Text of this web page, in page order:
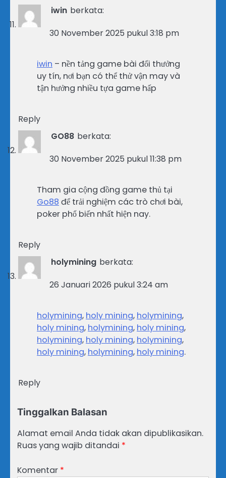
iwin berkata:
30 November 2025 pukul 3:18 pm
iwin – nền tảng game bài đổi thưởng
uy tín, nơi bạn có thể thử vận may và
tận hưởng nhiều tựa game hấp
Reply
GO88 berkata:
30 November 2025 pukul 11:38 pm
Tham gia cộng đồng game thủ tại
Go88 để trải nghiệm các trò chơi bài,
poker phổ biến nhất hiện nay.
Reply
holymining berkata:
26 Januari 2026 pukul 3:24 am
holymining, holy mining, holymining,
holy mining, holymining, holy mining,
holymining, holy mining, holymining,
holy mining, holymining, holy mining.
Reply
Tinggalkan Balasan
Alamat email Anda tidak akan dipublikasikan.
Ruas yang wajib ditandai *
Komentar *